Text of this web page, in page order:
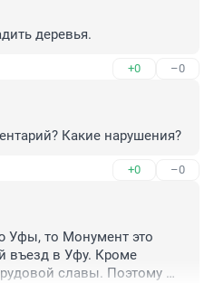
деревья.
+0 –0
Какие нарушения?
+0 –0
Уфы, то Монумент это
въезд в Уфу. Кроме
славы. Поэтому